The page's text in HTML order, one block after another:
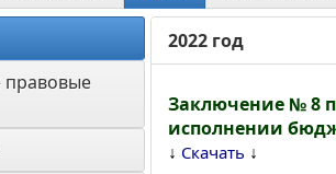
2022 год
Заключение № 8
исполнении
↓ Скачать ↓